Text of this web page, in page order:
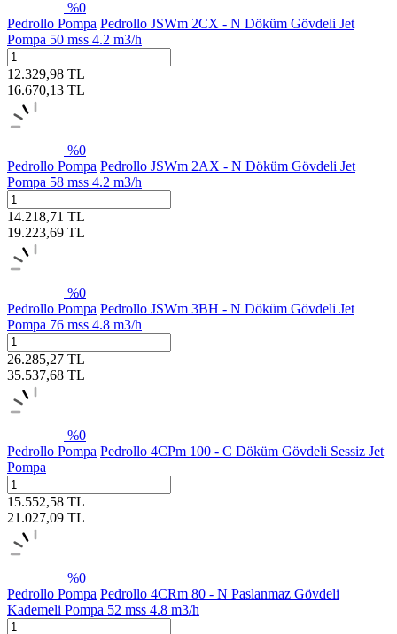
%0
Pedrollo Pompa Pedrollo JSWm 2CX - N Döküm Gövdeli Jet
Pompa 50 mss 4.2 m3/h
12.329,98 TL
16.670,13 TL
%0
Pedrollo Pompa Pedrollo JSWm 2AX - N Döküm Gövdeli Jet
Pompa 58 mss 4.2 m3/h
14.218,71 TL
19.223,69 TL
%0
Pedrollo Pompa Pedrollo JSWm 3BH - N Döküm Gövdeli Jet
Pompa 76 mss 4.8 m3/h
26.285,27 TL
35.537,68 TL
%0
Pedrollo Pompa Pedrollo 4CPm 100 - C Döküm Gövdeli Sessiz Jet
Pompa
15.552,58 TL
21.027,09 TL
%0
Pedrollo Pompa Pedrollo 4CRm 80 - N Paslanmaz Gövdeli
Kademeli Pompa 52 mss 4.8 m3/h